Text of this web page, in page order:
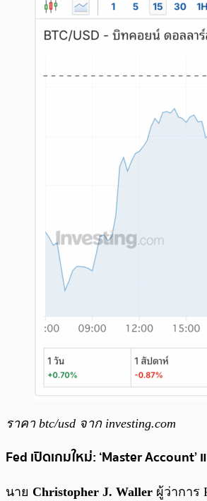
ราคา btc/usd จาก investing.com
Fed เปิดเกมใหม่: ‘Master
นาย Christopher J. Waller ผู้ว่าการ